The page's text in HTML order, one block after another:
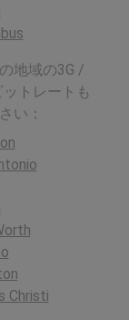
地域の3G /
ットレートも
い：
Christi